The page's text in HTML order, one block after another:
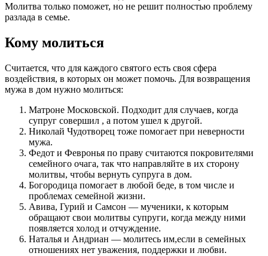
Молитва только поможет, но не решит полностью проблему
разлада в семье.
Кому молиться
Считается, что для каждого святого есть своя сфера
воздействия, в которых он может помочь. Для возвращения
мужа в дом нужно молиться:
Матроне Московской. Подходит для случаев, когда
супруг совершил , а потом ушел к другой.
Николай Чудотворец тоже помогает при неверности
мужа.
Федот и Февронья по праву считаются покровителями
семейного очага, так что направляйте в их сторону
молитвы, чтобы вернуть супруга в дом.
Богородица помогает в любой беде, в том числе и
проблемах семейной жизни.
Авива, Гурий и Самсон — мученики, к которым
обращают свои молитвы супруги, когда между ними
появляется холод и отчуждение.
Наталья и Андриан — молитесь им,если в семейных
отношениях нет уважения, поддержки и любви.